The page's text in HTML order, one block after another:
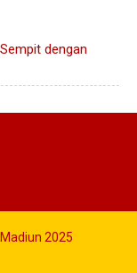
dengan
2025